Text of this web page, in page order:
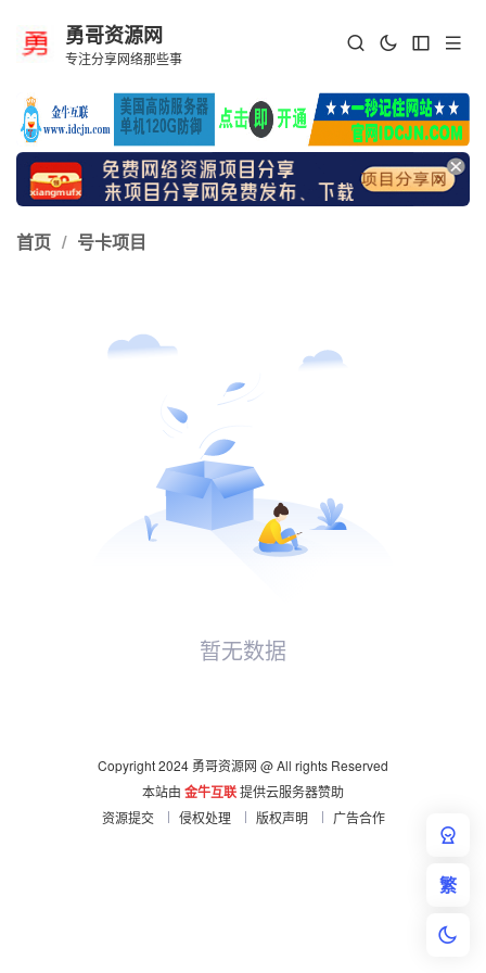
勇哥资源网
专注分享网络那些事
首页 / 号卡项目
暂无数据
Copyright 2024 勇哥资源网 @ All rights Reserved
本站由 金牛互联提供云服务器赞助
资源提交
侵权处理 版权声明 广告合作
繁